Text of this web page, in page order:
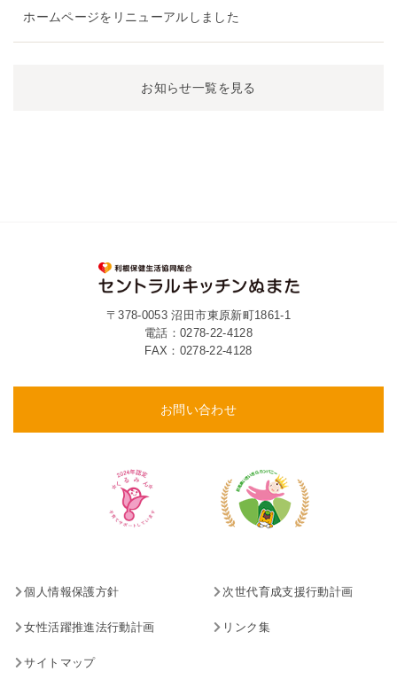
ホームページをリニューアルしました
お知らせ一覧を見る
〒378-0053 沼田市東原新町1861-1
電話： 0278-22-4128
FAX：0278-22-4128
お問い合わせ
個人情報保護方針 次世代育成支援行動計画
女性活躍推進法行動計画 リンク集
サイトマップ